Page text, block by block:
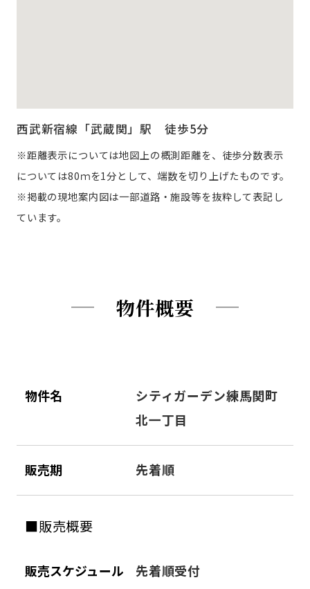
⻄武新宿線「武蔵関」駅 徒歩5分
※距離表示については地図上の概測距離を、徒歩分数表示
については80ｍを1分として、端数を切り上げたものです。
※掲載の現地案内図は一部道路・施設等を抜粋して表記し
ています。
物件概要
物件名
シティガーデン練馬関町
北一丁目
販売期 先着順
■販売概要
販売スケジュール 先着順受付